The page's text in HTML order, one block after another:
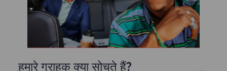
हमारे ग्राहक क्या सोचते हैं?